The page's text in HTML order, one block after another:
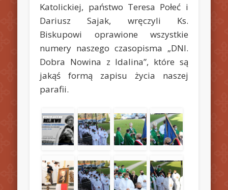
Katolickiej, państwo Teresa Połeć i
Dariusz Sajak, wręczyli Ks.
Biskupowi oprawione wszystkie
numery naszego czasopisma „DNI.
Dobra Nowina z Idalina”, które są
jakąś formą zapisu życia naszej
parafii.